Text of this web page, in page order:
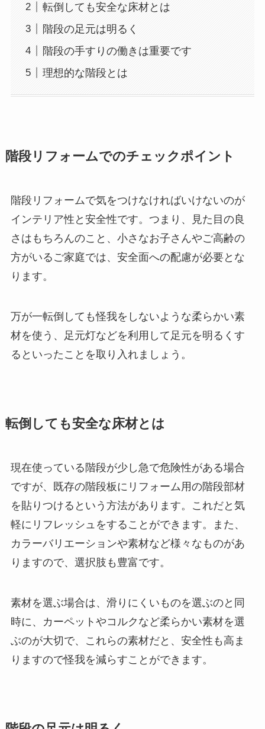
転倒しても安全な床材とは
階段の足元は明るく
階段の手すりの働きは重要です
理想的な階段とは
階段リフォームでのチェックポイント
階段リフォームで気をつけなければいけないのが
インテリア性と安全性です。つまり、見た目の良
さはもちろんのこと、小さなお子さんやご高齢の
方がいるご家庭では、安全面への配慮が必要とな
ります。
万が一転倒しても怪我をしないような柔らかい素
材を使う、足元灯などを利用して足元を明るくす
るといったことを取り入れましょう。
転倒しても安全な床材とは
現在使っている階段が少し急で危険性がある場合
ですが、既存の階段板にリフォーム用の階段部材
を貼りつけるという方法があります。これだと気
軽にリフレッシュをすることができます。また、
カラーバリエーションや素材など様々なものがあ
りますので、選択肢も豊富です。
素材を選ぶ場合は、滑りにくいものを選ぶのと同
時に、カーペットやコルクなど柔らかい素材を選
ぶのが大切で、これらの素材だと、安全性も高ま
りますので怪我を減らすことができます。